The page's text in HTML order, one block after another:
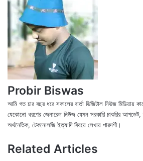
Probir Biswas
আমি গত চার বছর ধরে সকালের বার্তা ডিজিটাল নিউজ
যেকোনো ধরণের জেনারেল নিউজ যেমন সরকারি চাকরির আপডেট,
অর্থনৈতিক, টেকনোলজি ইত্যাদি বিষয়ে লেখায় পারদর্শী।
Related Articles